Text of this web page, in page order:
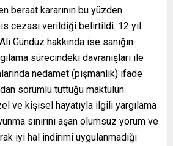
beraat kararının bu yüzden
cezası verildiği belirtildi. 12 yıl
Gündüz hakkında ise sanığın
sürecindeki davranışları ile
nedamet (pişmanlık) ifade
sorumlu tuttuğu maktulün
ve kişisel hayatıyla ilgili yargılama
sınırını aşan olumsuz yorum ve
iyi hal indirimi uygulanmadığı